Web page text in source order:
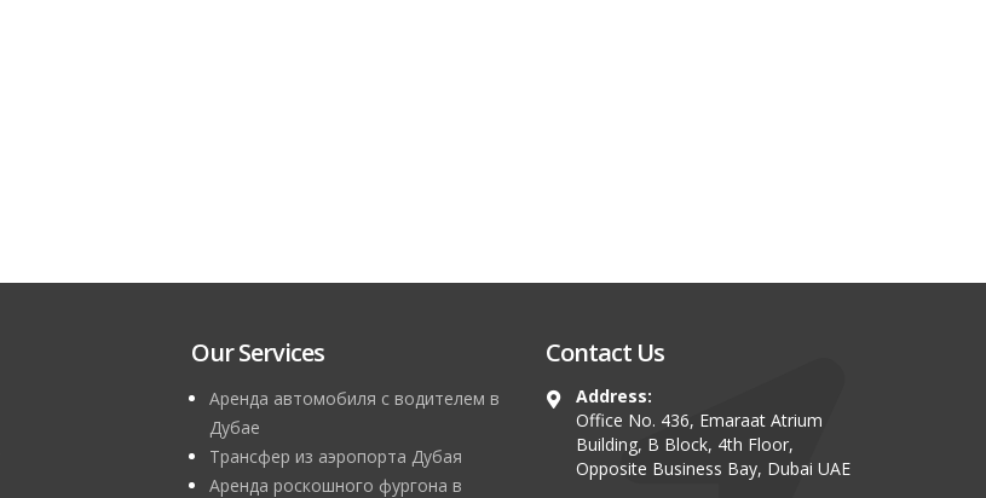
Our Services
Аренда автомобиля с водителем в
Дубае
Трансфер из аэропорта Дубая
Аренда роскошного фургона в
Contact Us
Address:
Office No. 436, Emaraat Atrium
Building, B Block, 4th Floor,
Opposite Business Bay, Dubai UAE